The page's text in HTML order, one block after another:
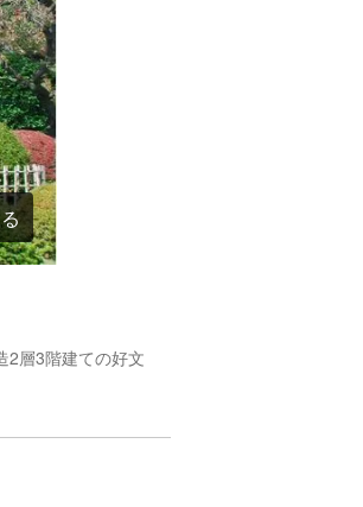
2層3階建ての好文